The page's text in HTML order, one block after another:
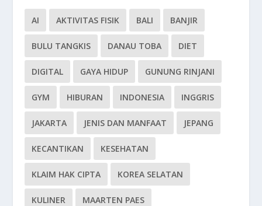
AI AKTIVITAS FISIK BALI BANJIR
BULU TANGKIS DANAU TOBA DIET
DIGITAL GAYA HIDUP GUNUNG RINJANI
GYM HIBURAN INDONESIA INGGRIS
JAKARTA JENIS DAN MANFAAT JEPANG
KECANTIKAN KESEHATAN
KLAIM HAK CIPTA KOREA SELATAN
KULINER MAARTEN PAES